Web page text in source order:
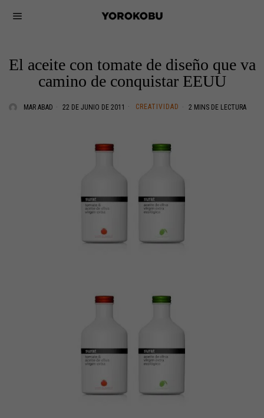
El aceite con tomate de diseño que va
camino de conquistar EEUU
MAR ABAD 22 DE JUNIO DE 2011 CREATIVIDAD 2 MINS DE LECTURA